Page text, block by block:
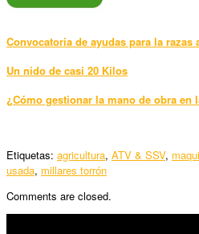
Convocatoria de ayudas para la razas
Un nido de casi 20 Kilos
¿Cómo gestionar la mano de obra en
Etiquetas: agricultura, ATV & SSV,
usada, millares torrón
Comments are closed.